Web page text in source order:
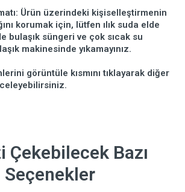
Ürün üzerindeki kişiselleştirmenin
korumak için, lütfen ılık suda elde
bulaşık süngeri ve çok sıcak su
makinesinde yıkamayınız.
görüntüle kısmını tıklayarak diğer
Çekebilecek Bazı
Seçenekler